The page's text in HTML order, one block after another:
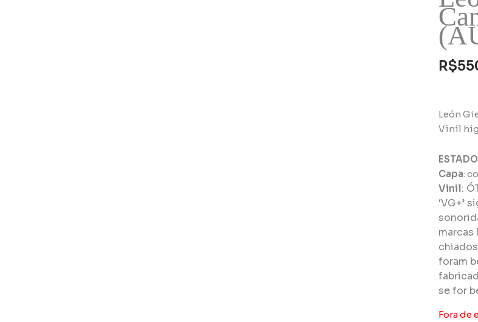
R$
León
Vinil
Capa:
Vinil:
‘VG+’
marcas
foram
se for
Fora de